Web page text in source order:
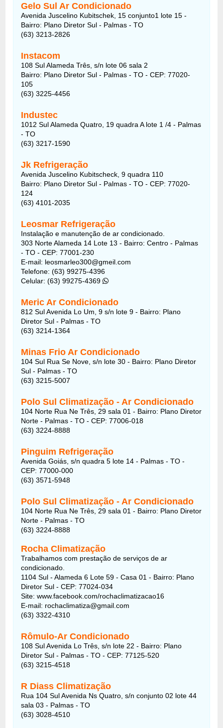
Gelo Sul Ar Condicionado
Avenida Juscelino Kubitschek, 15 conjunto1 lote 15 -
Bairro: Plano Diretor Sul - Palmas - TO
(63) 3213-2826
Instacom
108 Sul Alameda Três, s/n lote 06 sala 2
Bairro: Plano Diretor Sul - Palmas - TO - CEP: 77020-
105
(63) 3225-4456
Industec
1012 Sul Alameda Quatro, 19 quadra A lote 1 /4 - Palmas
- TO
(63) 3217-1590
Jk Refrigeração
Avenida Juscelino Kubitscheck, 9 quadra 110
Bairro: Plano Diretor Sul - Palmas - TO - CEP: 77020-
124
(63) 4101-2035
Leosmar Refrigeração
Instalação e manutenção de ar condicionado.
303 Norte Alameda 14 Lote 13 - Bairro: Centro - Palmas
- TO - CEP: 77001-230
E-mail: leosmarleo300@gmeil.com
Telefone: (63) 99275-4396
Celular: (63) 99275-4369
Meric Ar Condicionado
812 Sul Avenida Lo Um, 9 s/n lote 9 - Bairro: Plano
Diretor Sul - Palmas - TO
(63) 3214-1364
Minas Frio Ar Condicionado
104 Sul Rua Se Nove, s/n lote 30 - Bairro: Plano Diretor
Sul - Palmas - TO
(63) 3215-5007
Polo Sul Climatização - Ar Condicionado
104 Norte Rua Ne Três, 29 sala 01 - Bairro: Plano Diretor
Norte - Palmas - TO - CEP: 77006-018
(63) 3224-8888
Pinguim Refrigeração
Avenida Goiás, s/n quadra 5 lote 14 - Palmas - TO -
CEP: 77000-000
(63) 3571-5948
Polo Sul Climatização - Ar Condicionado
104 Norte Rua Ne Três, 29 sala 01 - Bairro: Plano Diretor
Norte - Palmas - TO
(63) 3224-8888
Rocha Climatização
Trabalhamos com prestação de serviços de ar
condicionado.
1104 Sul - Alameda 6 Lote 59 - Casa 01 - Bairro: Plano
Diretor Sul - CEP: 77024-034
Site: www.facebook.com/rochaclimatizacao16
E-mail: rochaclimatiza@gmail.com
(63) 3322-4310
Rômulo-Ar Condicionado
108 Sul Avenida Lo Três, s/n lote 22 - Bairro: Plano
Diretor Sul - Palmas - TO - CEP: 77125-520
(63) 3215-4518
R Diass Climatização
Rua 104 Sul Avenida Ns Quatro, s/n conjunto 02 lote 44
sala 03 - Palmas - TO
(63) 3028-4510